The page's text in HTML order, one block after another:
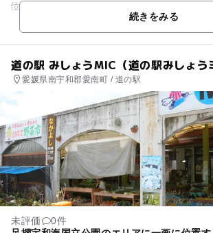
位置し、四国山地の支脈に囲まれた農山村
続きをみる
道の駅 みしょうMIC（道の駅みしょう
愛媛県南宇和郡愛南町 / 道の駅
未評価
0件